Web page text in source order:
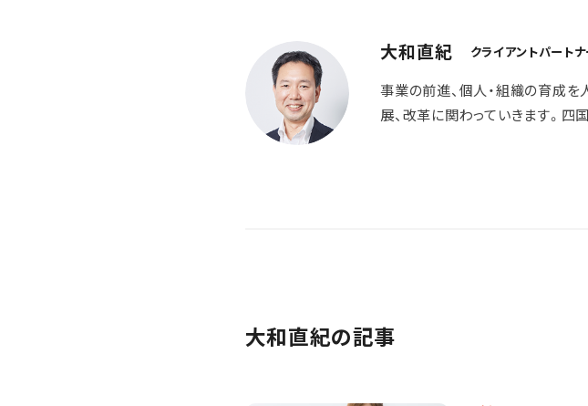
大和直紀 クライアントパートナ
事業の前進、個人・組織の育成を
展、改革に関わっていきます。四
大和直紀の記事